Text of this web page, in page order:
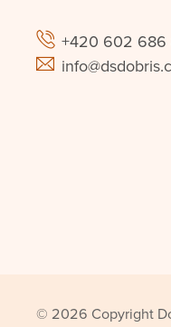
+420 602 686
© 2026 Copyright